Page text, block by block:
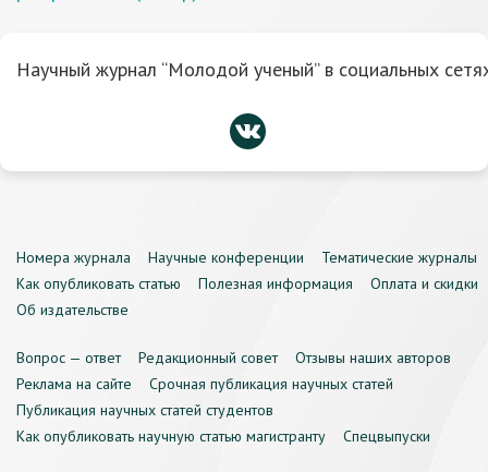
Научный журнал “Молодой ученый” в социальных
Номера журнала Научные конференции
Тематические журналы
Как опубликовать статью
Полезная информация
Оплата и скидки
Об издательстве
Вопрос — ответ Редакционный совет
Отзывы наших авторов
Реклама на сайте
Срочная публикация научных статей
Публикация научных статей студентов
Как опубликовать научную статью магистранту
Спецвыпуски